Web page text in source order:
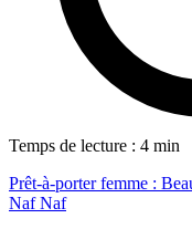
Temps de lecture : 4 min
Prêt-à-porter femme :
Naf Naf